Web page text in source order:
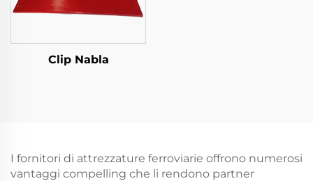
Clip Nabla
I fornitori di attrezzature ferroviarie offrono numerosi
vantaggi compelling che li rendono partner